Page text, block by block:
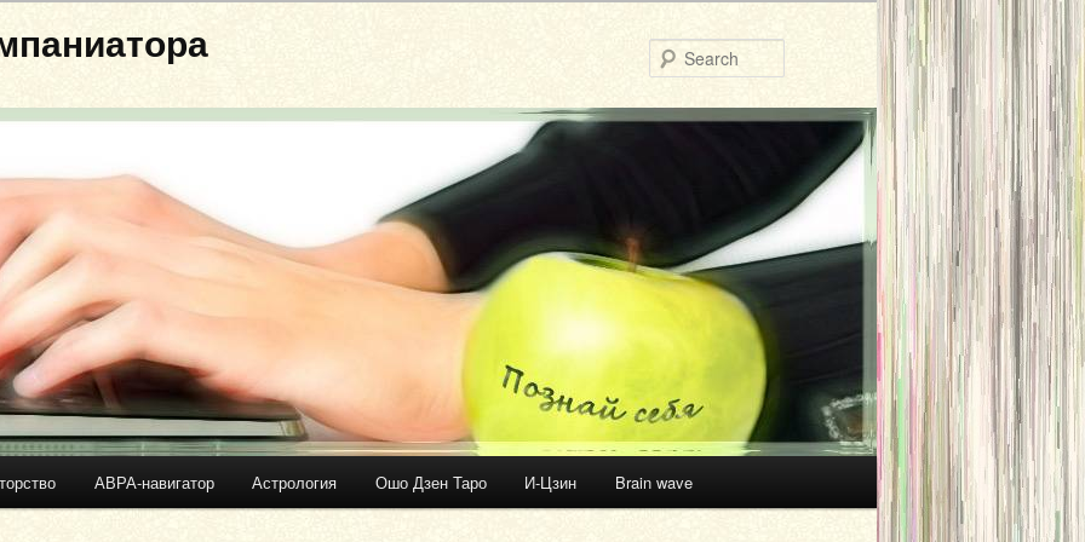
АВРА-навигатор Астрология Ошо Дзен Таро И-Цзин Brain wave